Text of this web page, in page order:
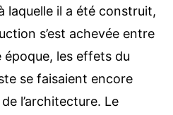
laquelle il a été construit,
s’est achevée entre
les effets du
se faisaient encore
l’architecture. Le